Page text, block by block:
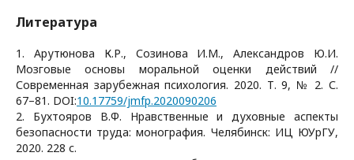
Литература
1. Арутюнова К.Р., Созинова И.М., Александров Ю.И.
Мозговые основы моральной оценки действий //
Современная зарубежная психология. 2020. Т. 9, № 2. С.
67–81. DOI:10.17759/jmfp.2020090206
2. Бухтояров В.Ф. Нравственные и духовные аспекты
безопасности труда: монография. Челябинск: ИЦ ЮУрГУ,
2020. 228 с.